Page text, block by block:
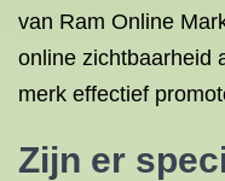
van Ram Online
online zichtbaarheid
merk effectief
Zijn er